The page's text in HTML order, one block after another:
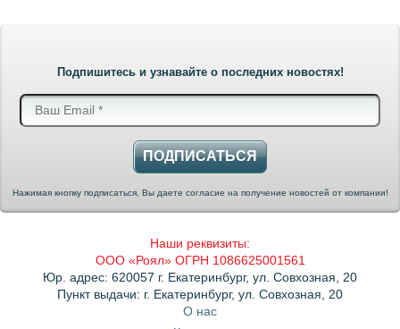
Подпишитесь и узнавайте о последних новостях!
ПОДПИСАТЬСЯ
Нажимая кнопку подписаться, Вы даете согласие на получение новостей от компании!
Наши реквизиты:
ООО «Роял» ОГРН 1086625001561
Юр. адрес: 620057 г. Екатеринбург, ул. Совхозная, 20
Пункт выдачи: г. Екатеринбург, ул. Совхозная, 20
О нас